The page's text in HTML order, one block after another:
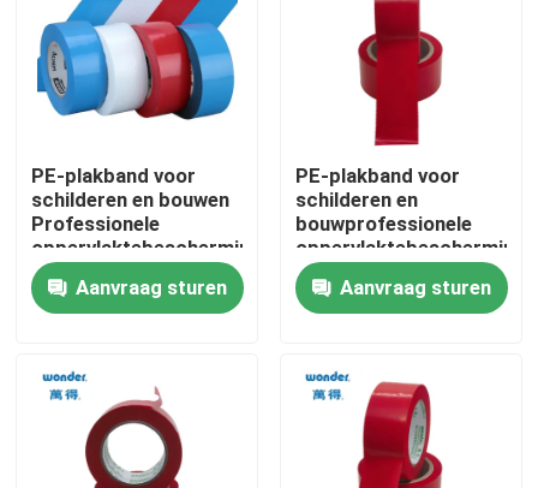
VR-show
Over ons
Fabriekstocht
Kwaliteitscontrole
Nieuws
Gevallen
PE-plakband voor
schilderen en bouwen
Professionele
oppervlaktebeschermingsteep
Gemakkelijk
verwijderen
Aanvraag sturen
PE-plakband voor
schilderen en
bouwprofessionele
oppervlaktebescherming
Aanvraag sturen